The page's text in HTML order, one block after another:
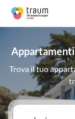
Appartamenti
Trova il tuo